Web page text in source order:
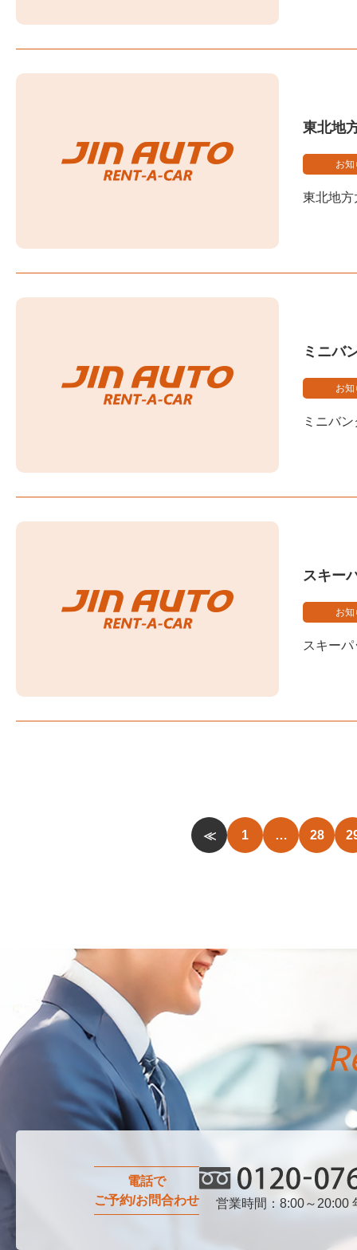
東北地
お知
東北地方
ミニバ
お知
ミニバ
スキー
お知
スキー
≪ 1 … 28
電話で
ご予約/お問合わせ
0120-076-750
営業時間：8:00～20:00